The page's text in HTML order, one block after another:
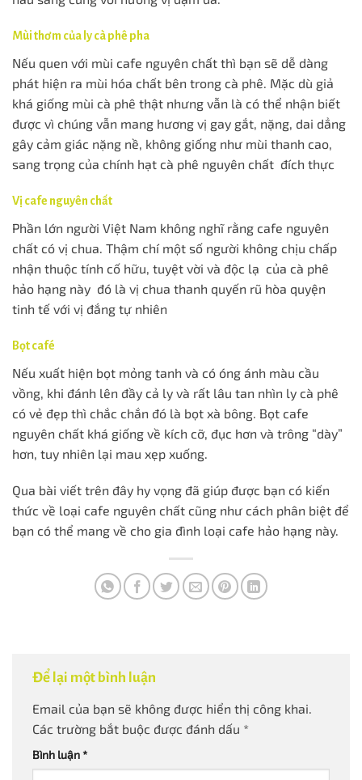
Mùi thơm của ly cà phê pha
Nếu quen với mùi cafe nguyên chất thì bạn sẽ dễ dàng
phát hiện ra mùi hóa chất bên trong cà phê. Mặc dù giả
khá giống mùi cà phê thật nhưng vẫn là có thể nhận biết
được vì chúng vẫn mang hương vị gay gắt, nặng, dai dẳng
gây cảm giác nặng nề, không giống như mùi thanh cao,
sang trọng của chính hạt cà phê nguyên chất đích thực
Vị cafe nguyên chất
Phần lớn người Việt Nam không nghĩ rằng cafe nguyên
chất có vị chua. Thậm chí một số người không chịu chấp
nhận thuộc tính cố hữu, tuyệt vời và độc lạ của cà phê
hảo hạng này đó là vị chua thanh quyến rũ hòa quyện
tinh tế với vị đắng tự nhiên
Bọt café
Nếu xuất hiện bọt mỏng tanh và có óng ánh màu cầu
vồng, khi đánh lên đầy cả ly và rất lâu tan nhìn ly cà phê
có vẻ đẹp thì chắc chắn đó là bọt xà bông. Bọt cafe
nguyên chất khá giống về kích cỡ, đục hơn và trông “dày”
hơn, tuy nhiên lại mau xẹp xuống.
Qua bài viết trên đây hy vọng đã giúp được bạn có kiến
thức về loại cafe nguyên chất cũng như cách phân biệt để
bạn có thể mang về cho gia đình loại cafe hảo hạng này.
Để lại một bình luận
Email của bạn sẽ không được hiển thị công khai.
Các trường bắt buộc được đánh dấu *
Bình luận *